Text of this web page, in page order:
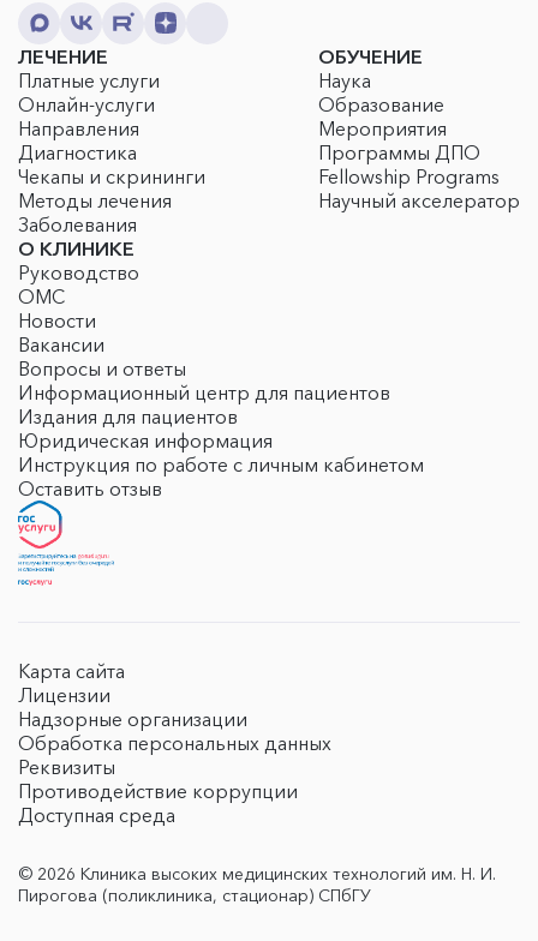
ЛЕЧЕНИЕ
Платные услуги
Онлайн-услуги
Направления
Диагностика
Чекапы и скрининги
Методы лечения
Заболевания
ОБУЧЕНИЕ
Наука
Образование
Мероприятия
Программы ДПО
Fellowship Programs
Научный акселератор
О КЛИНИКЕ
Руководство
ОМС
Новости
Вакансии
Вопросы и ответы
Информационный центр для пациентов
Издания для пациентов
Юридическая информация
Инструкция по работе с личным кабинетом
Оставить отзыв
Карта сайта
Лицензии
Надзорные организации
Обработка персональных данных
Реквизиты
Противодействие коррупции
Доступная среда
© 2026 Клиника высоких медицинских технологий им. Н. И.
Пирогова (поликлиника, стационар) СПбГУ